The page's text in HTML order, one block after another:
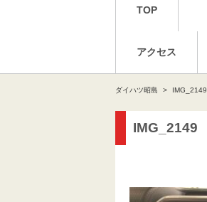
TOP
アクセス
ダイハツ昭島 IMG_2149
IMG_2149